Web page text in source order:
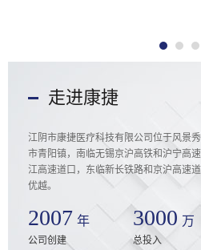
走进康捷
江阴市康捷医疗科技有限公司位于风景
市青阳镇，南临无锡京沪高铁和沪宁高
江高速道口，东临新长铁路和京沪高速
优越。
2007 年
公司创建
3000 万
总投入